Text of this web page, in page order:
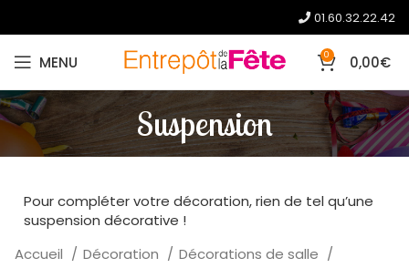
01.60.32.22.42
MENU 0 0,00€
Suspension
Pour compléter votre décoration, rien de tel qu’une
suspension décorative !
Accueil
Décoration
Décorations de salle